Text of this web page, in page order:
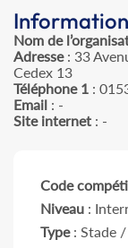
Nom de
Adresse: 33
Cedex 13
Téléphone 1 :
Email : -
Site internet : -
Code
Niveau :
Type: Stade /